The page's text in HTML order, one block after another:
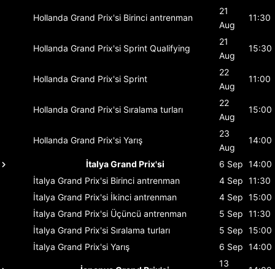
Hollanda Grand Prix'si Birinci antrenman
21
Aug
11:30
Hollanda Grand Prix'si Sprint Qualifying
21
Aug
15:30
Hollanda Grand Prix'si Sprint
22
Aug
11:00
Hollanda Grand Prix'si Sıralama turları
22
Aug
15:00
Hollanda Grand Prix'si Yarış
23
Aug
14:00
İtalya Grand Prix'si 6 Sep 14:00
İtalya Grand Prix'si Birinci antrenman 4 Sep 11:30
İtalya Grand Prix'si İkinci antrenman 4 Sep 15:00
İtalya Grand Prix'si Üçüncü antrenman 5 Sep 11:30
İtalya Grand Prix'si Sıralama turları 5 Sep 15:00
İtalya Grand Prix'si Yarış 6 Sep 14:00
13